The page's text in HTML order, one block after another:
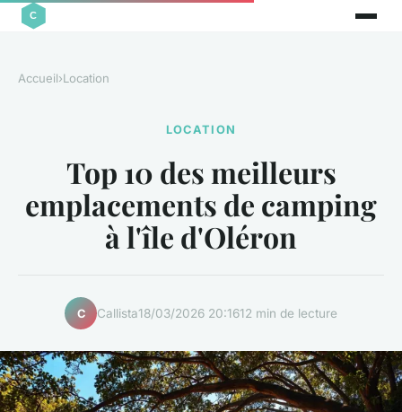
Accueil›Location
LOCATION
Top 10 des meilleurs
emplacements de camping
à l'île d'Oléron
C Callista18/03/2026 20:1612 min de lecture